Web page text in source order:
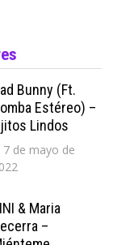
Bunny (ft.
Estéreo) –
Lindos
7 de mayo de
& Maria
–